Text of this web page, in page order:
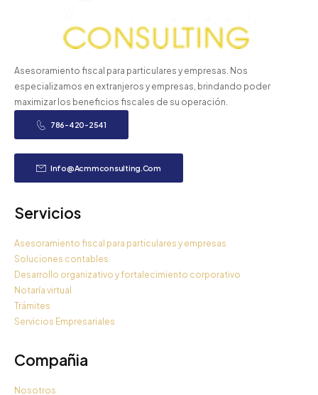
Asesoramiento fiscal para particulares y empresas. Nos
especializamos en extranjeros y empresas, brindando poder
maximizar los beneficios fiscales de su operación.
786-420-2541
Info@acmmconsulting.com
Servicios
Asesoramiento fiscal para particulares y empresas
Soluciones contables
Desarrollo organizativo y fortalecimiento corporativo
Notaría virtual
Trámites
Servicios Empresariales
Compañia
Nosotros